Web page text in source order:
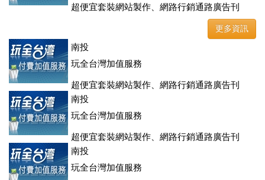
超便宜套裝網站製作、網路行銷通路廣告刊
登、訂房系統、客房委託旅行社銷售，全面優惠中....
更多資訊
南投
玩全台灣加值服務
超便宜套裝網站製作、網路行銷通路廣告刊
登、訂房系統、客房委託旅行社銷售，全面優惠中....
南投
玩全台灣加值服務
超便宜套裝網站製作、網路行銷通路廣告刊
登、訂房系統、客房委託旅行社銷售，全面優惠中....
南投
玩全台灣加值服務